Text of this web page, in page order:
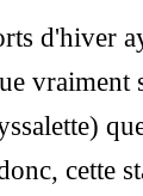
d'hiver
vraiment
cette